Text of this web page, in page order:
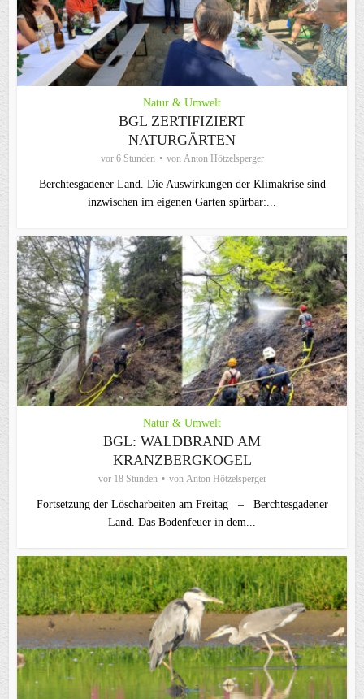
Natur & Umwelt
BGL ZERTIFIZIERT
NATURGÄRTEN
vor 6 Stunden von Anton Hötzelsperger
Berchtesgadener Land. Die Auswirkungen der Klimakrise sind
inzwischen im eigenen Garten spürbar:...
Natur & Umwelt
BGL: WALDBRAND AM
KRANZBERGKOGEL
vor 18 Stunden von Anton Hötzelsperger
Fortsetzung der Löscharbeiten am Freitag – Berchtesgadener
Land. Das Bodenfeuer in dem...